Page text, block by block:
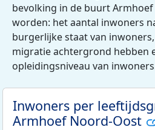
bevolking in de buurt
worden: het aantal inwoners
burgerlijke staat van
migratie achtergrond hebben
opleidingsniveau van
Inwoners per
Armhoef Noord-Oost